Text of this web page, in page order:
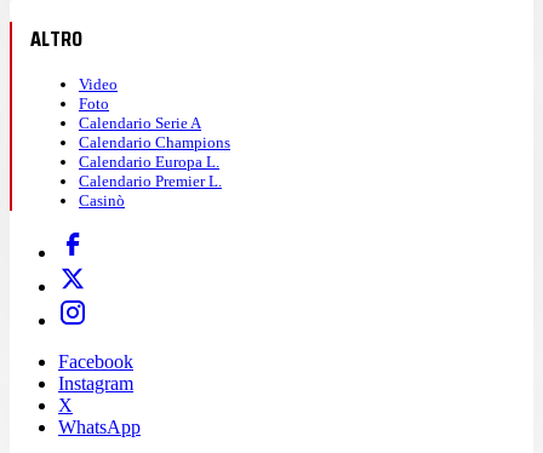
ALTRO
Video
Foto
Calendario Serie A
Calendario Champions
Calendario Europa L.
Calendario Premier L.
Casinò
Facebook
Instagram
X
WhatsApp